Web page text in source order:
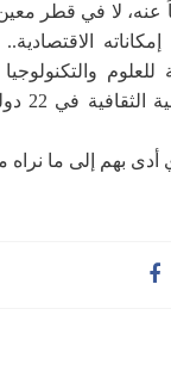
عنه، لا في قطر
أدى بهم إلى ما